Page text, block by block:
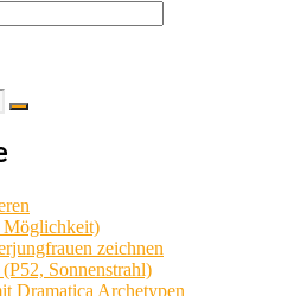
Möglichkeit)
zeichnen
Sonnenstrahl)
Dramatica Archetypen